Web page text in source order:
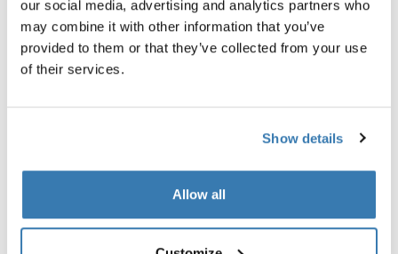
our social media, advertising and analytics partners who
may combine it with other information that you’ve
provided to them or that they’ve collected from your use
of their services.
Show details
Allow all